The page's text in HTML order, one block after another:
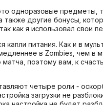
одноразовые предметы,
также другие бонусы,
как я использовал свои
капли питания. Как и в
в Zombies, чем в
матча, поэтому вам, к
четыре роли -
загрузки не